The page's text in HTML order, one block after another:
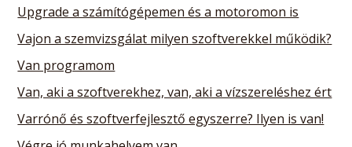
Upgrade a számítógépemen és a motoromon is
Vajon a szemvizsgálat milyen szoftverekkel működik?
Van programom
Van, aki a szoftverekhez, van, aki a vízszereléshez ért
Varrónő és szoftverfejlesztő egyszerre? Ilyen is van!